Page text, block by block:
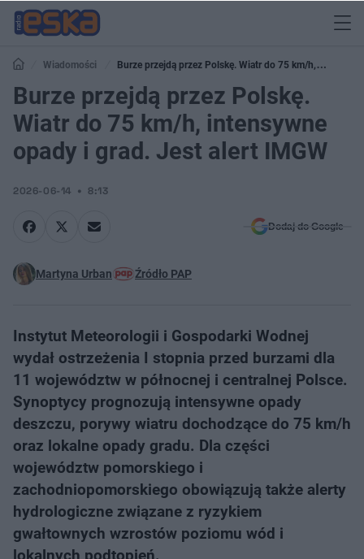
Wiadomości
Burze przejdą przez Polskę. Wiatr do 75 km/h,
intensywne opady i grad. Jest alert IMGW
Burze przejdą przez Polskę.
Wiatr do 75 km/h, intensywne
opady i grad. Jest alert IMGW
2026-06-14 8:13
Dodaj do Google
Martyna Urban Źródło PAP
Instytut Meteorologii i Gospodarki Wodnej
wydał ostrzeżenia I stopnia przed burzami dla
11 województw w północnej i centralnej Polsce.
Synoptycy prognozują intensywne opady
deszczu, porywy wiatru dochodzące do 75 km/h
oraz lokalne opady gradu. Dla części
województw pomorskiego i
zachodniopomorskiego obowiązują także alerty
hydrologiczne związane z ryzykiem
gwałtownych wzrostów poziomu wód i